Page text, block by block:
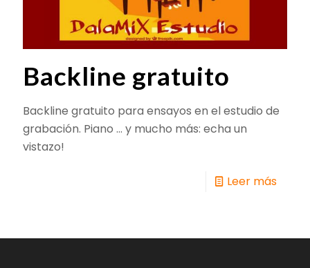
Backline gratuito
Backline gratuito para ensayos en el estudio de
grabación. Piano ... y mucho más: echa un
vistazo!
Leer más